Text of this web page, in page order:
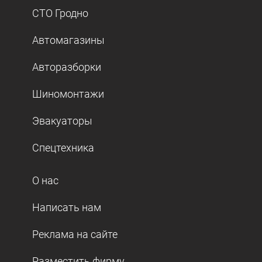
СТО Гродно
Автомагазины
Авторазборки
Шиномонтажи
Эвакуаторы
Спецтехника
О нас
Написать нам
Реклама на сайте